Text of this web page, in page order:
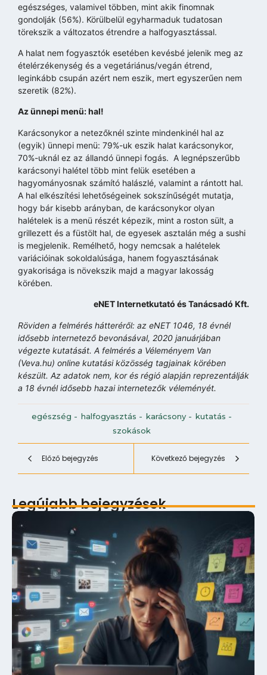
egészséges, valamivel többen, mint akik finomnak
gondolják (56%). Körülbelül egyharmaduk tudatosan
törekszik a változatos étrendre a halfogyasztással.
A halat nem fogyasztók esetében kevésbé jelenik meg az
ételérzékenység és a vegetáriánus/vegán étrend,
leginkább csupán azért nem eszik, mert egyszerűen nem
szeretik (82%).
Az ünnepi menü: hal!
Karácsonykor a netezőknél szinte mindenkinél hal az
(egyik) ünnepi menü: 79%-uk eszik halat karácsonykor,
70%-uknál ez az állandó ünnepi fogás. A legnépszerűbb
karácsonyi halétel több mint felük esetében a
hagyományosnak számító halászlé, valamint a rántott hal.
A hal elkészítési lehetőségeinek sokszínűségét mutatja,
hogy bár kisebb arányban, de karácsonykor olyan
halételek is a menü részét képezik, mint a roston sült, a
grillezett és a füstölt hal, de egyesek asztalán még a sushi
is megjelenik. Remélhető, hogy nemcsak a halételek
variációinak sokoldalúsága, hanem fogyasztásának
gyakorisága is növekszik majd a magyar lakosság
körében.
eNET Internetkutató és Tanácsadó Kft.
Röviden a felmérés hátteréről: az eNET 1046, 18 évnél
idősebb internetező bevonásával, 2020 januárjában
végezte kutatását. A felmérés a Véleményem Van
(Veva.hu) online kutatási közösség tagjainak körében
készült. Az adatok nem, kor és régió alapján reprezentálják
a 18 évnél idősebb hazai internetezők véleményét.
egészség - halfogyasztás - karácsony - kutatás -
szokások
Előző bejegyzés Következő bejegyzés
Legújabb bejegyzések